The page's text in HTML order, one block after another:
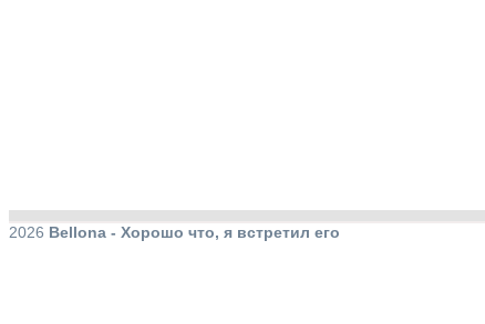
2026 Bellona - Хорошо что, я встретил его